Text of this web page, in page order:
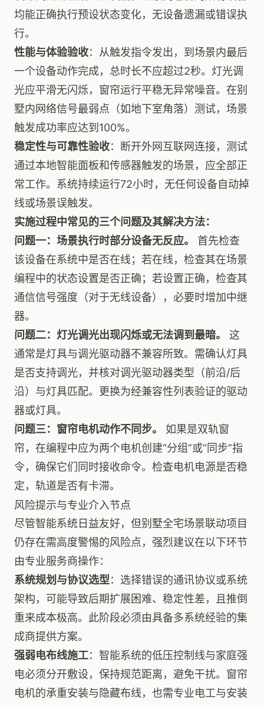
均能正确执行预设状态变化，无设备遗漏或错误执
行。
性能与体验验收：从触发指令发出，到场景内最后
一个设备动作完成，总时长不应超过2秒。灯光调
光应平滑无闪烁，窗帘运行平稳无异常噪音。在别
墅内网络信号最弱点（如地下室角落）测试，场景
触发成功率应达到100%。
稳定性与可靠性验收：断开外网互联网连接，测试
通过本地智能面板和传感器触发的场景，应全部正
常工作。系统持续运行72小时，无任何设备自动掉
线或场景误触发。
实施过程中常见的三个问题及其解决方法：
问题一：场景执行时部分设备无反应。
首先检查
该设备在系统中是否在线；若在线，检查其在场景
编程中的状态设置是否正确；若设置正确，检查其
通信信号强度（对于无线设备），必要时增加中继
器。
问题二：灯光调光出现闪烁或无法调到最暗。
这
通常是灯具与调光驱动器不兼容所致。需确认灯具
是否支持调光，并核对调光驱动器类型（前沿/后
沿）与灯具匹配。更换为经兼容性列表验证的驱动
器或灯具。
问题三：窗帘电机动作不同步。
如果是双轨窗
帘，在编程中应为两个电机创建“分组”或“同步”指
令，确保它们同时接收命令。检查电机电源是否稳
定，轨道是否有卡滞。
风险提示与专业介入节点
尽管智能系统日益友好，但别墅全宅场景联动项目
仍存在需高度警惕的风险点，强烈建议在以下环节
由专业服务商操作：
系统规划与协议选型：选择错误的通讯协议或系统
架构，可能导致后期扩展困难、稳定性差，且推倒
重来成本极高。此阶段必须由具备多系统经验的集
成商提供方案。
强弱电布线施工：智能系统的低压控制线与家庭强
电必须分开敷设，保持规范距离，避免干扰。窗帘
电机的承重安装与隐藏布线，也需专业电工与安装